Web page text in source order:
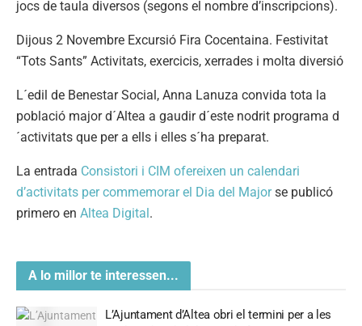
jocs de taula diversos (segons el nombre d’inscripcions).
Dijous 2 Novembre Excursió Fira Cocentaina. Festivitat
“Tots Sants” Activitats, exercicis, xerrades i molta diversió
L´edil de Benestar Social, Anna Lanuza convida tota la
població major d´Altea a gaudir d´este nodrit programa d
´activitats que per a ells i elles s´ha preparat.
La entrada Consistori i CIM ofereixen un calendari
d’activitats per commemorar el Dia del Majorse publicó
primero en Altea Digital.
A lo millor te interessen...
L’Ajuntament d’Altea obri el termini per a les